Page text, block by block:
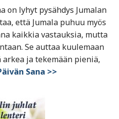
on lyhyt pysähdys Jumalan
että Jumala puhuu myös
kaikkia vastauksia, mutta
Se auttaa kuulemaan
ja tekemään pieniä,
Sana >>